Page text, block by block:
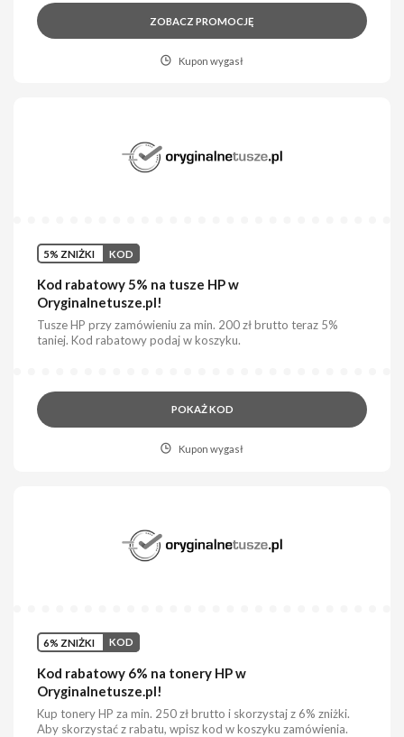
ZOBACZ PROMOCJĘ
Kupon wygasł
5% ZNIŻKI KOD
Kod rabatowy 5% na tusze HP w
Oryginalnetusze.pl!
Tusze HP przy zamówieniu za min. 200 zł brutto teraz 5%
taniej. Kod rabatowy podaj w koszyku.
POKAŻ KOD
Kupon wygasł
6% ZNIŻKI KOD
Kod rabatowy 6% na tonery HP w
Oryginalnetusze.pl!
Kup tonery HP za min. 250 zł brutto i skorzystaj z 6% zniżki.
Aby skorzystać z rabatu, wpisz kod w koszyku zamówienia.